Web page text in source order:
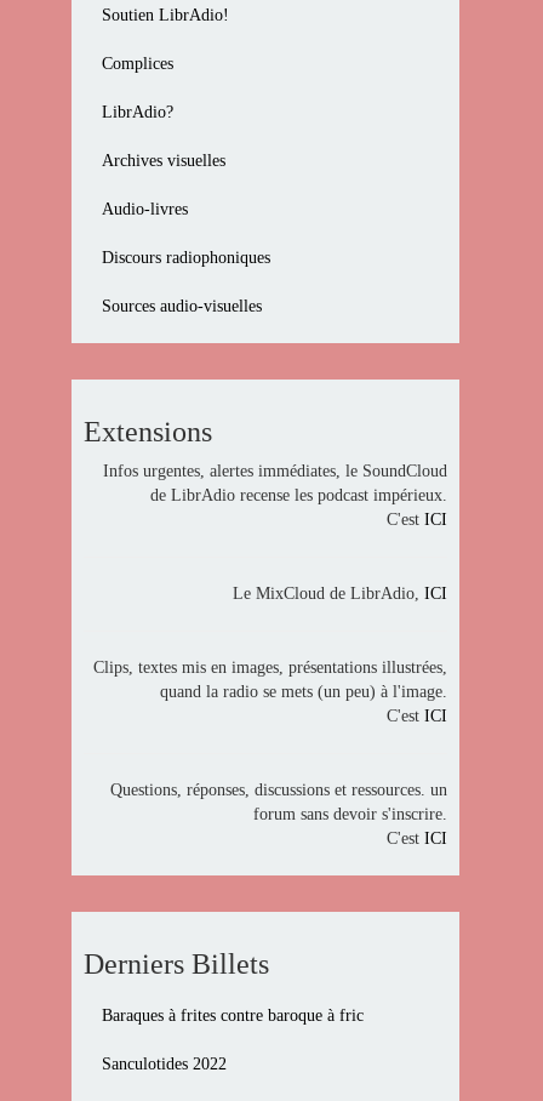
Soutien LibrAdio!
Complices
LibrAdio?
Archives visuelles
Audio-livres
Discours radiophoniques
Sources audio-visuelles
Extensions
Infos urgentes, alertes immédiates, le SoundCloud
de LibrAdio recense les podcast impérieux.
C'est ICI
Le MixCloud de LibrAdio, ICI
Clips, textes mis en images, présentations illustrées,
quand la radio se mets (un peu) à l'image.
C'est ICI
Questions, réponses, discussions et ressources. un
forum sans devoir s'inscrire.
C'est ICI
Derniers Billets
Baraques à frites contre baroque à fric
Sanculotides 2022